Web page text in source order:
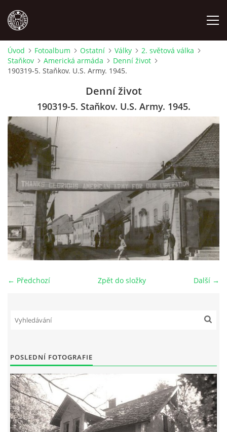
MÍSTOPIS
OSOBNOSTI
OSTATNÍ
ODKAZY
O NÁS
DŮL NA SLÍDU (NA KOLE)
Tento projekt je realizován za finanční podpory
města Domažlice.
© 2026 eStránky.cz |Aktualizováno: 17. 7. 2026|Nahoru ↑
Úvod Fotoalbum Ostatní Války
2. světová válka
Staňkov
Americká armáda
Denní život
190319-5. Staňkov. U.S. Army. 1945.
Denní život
190319-5. Staňkov. U.S. Army. 1945.
← Předchozí Další →
Zpět do složky
POSLEDNÍ FOTOGRAFIE